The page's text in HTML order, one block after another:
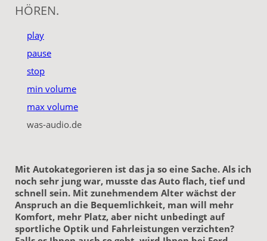
HÖREN.
play
pause
stop
min volume
max volume
was-audio.de
Mit Autokategorieren ist das ja so eine Sache. Als ich
noch sehr jung war, musste das Auto flach, tief und
schnell sein. Mit zunehmendem Alter wächst der
Anspruch an die Bequemlichkeit, man will mehr
Komfort, mehr Platz, aber nicht unbedingt auf
sportliche Optik und Fahrleistungen verzichten?